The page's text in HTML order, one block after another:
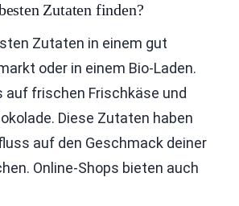
Zutaten finden?
Zutaten in einem gut
oder in einem Bio-Laden.
auf frischen Frischkäse und
Diese Zutaten haben
auf den Geschmack deiner
Online-Shops bieten auch